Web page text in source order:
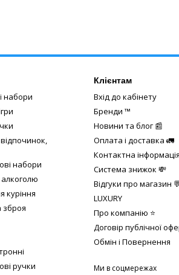
набори
набори
куріння
зброя
ручки
Клієнтам
Вхід до кабінету
Бренди ™️
Новини та блог 📰
Оплата і доставка 🚛
Контактна
Система знижок 💸
Відгуки про магазин
LUXURY
Про компанію ⭐
Договір публічної
Обмін і Повернення
Ми в соцмережах